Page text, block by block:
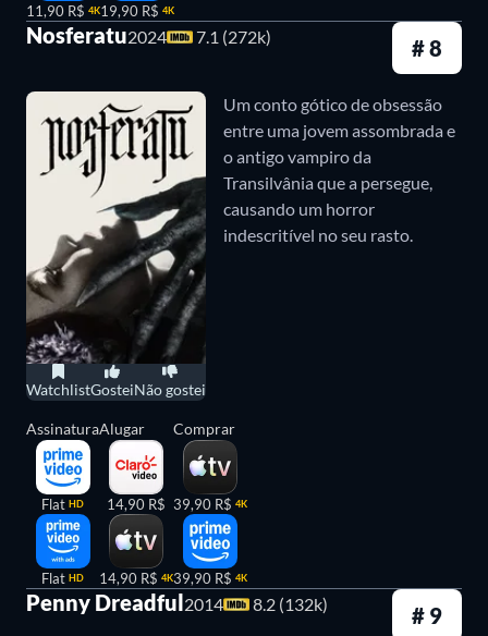
Michael se está a tornar um
destruir David e o seu grupo,
antes que seja tarde de mais
para salvar Michael e Star...
11,90 R$ 4K19,90 R$ 4K
WatchlistGosteiNão gostei
Nosferatu2024 7.1 (272k) # 8
Um conto gótico de obsessão
entre uma jovem assombrada e
o antigo vampiro da
Transilvânia que a persegue,
causando um horror
indescritível no seu rasto.
Assinatura
Flat HD
Flat HD
Alugar
14,90 R$
14,90 R$ 4K
Comprar
39,90 R$ 4K
39,90 R$ 4K
Penny Dreadful2014 8.2 (132k) # 9